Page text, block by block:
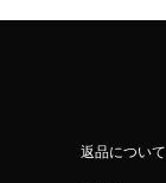
返品について